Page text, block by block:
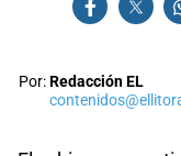
Por:Redacción EL